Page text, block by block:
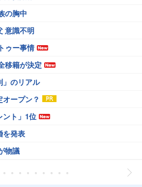
の胸中
意識不明
ゥー事情
移籍が決定
」のリアル
ープン？
ント」1位
を発表
物議